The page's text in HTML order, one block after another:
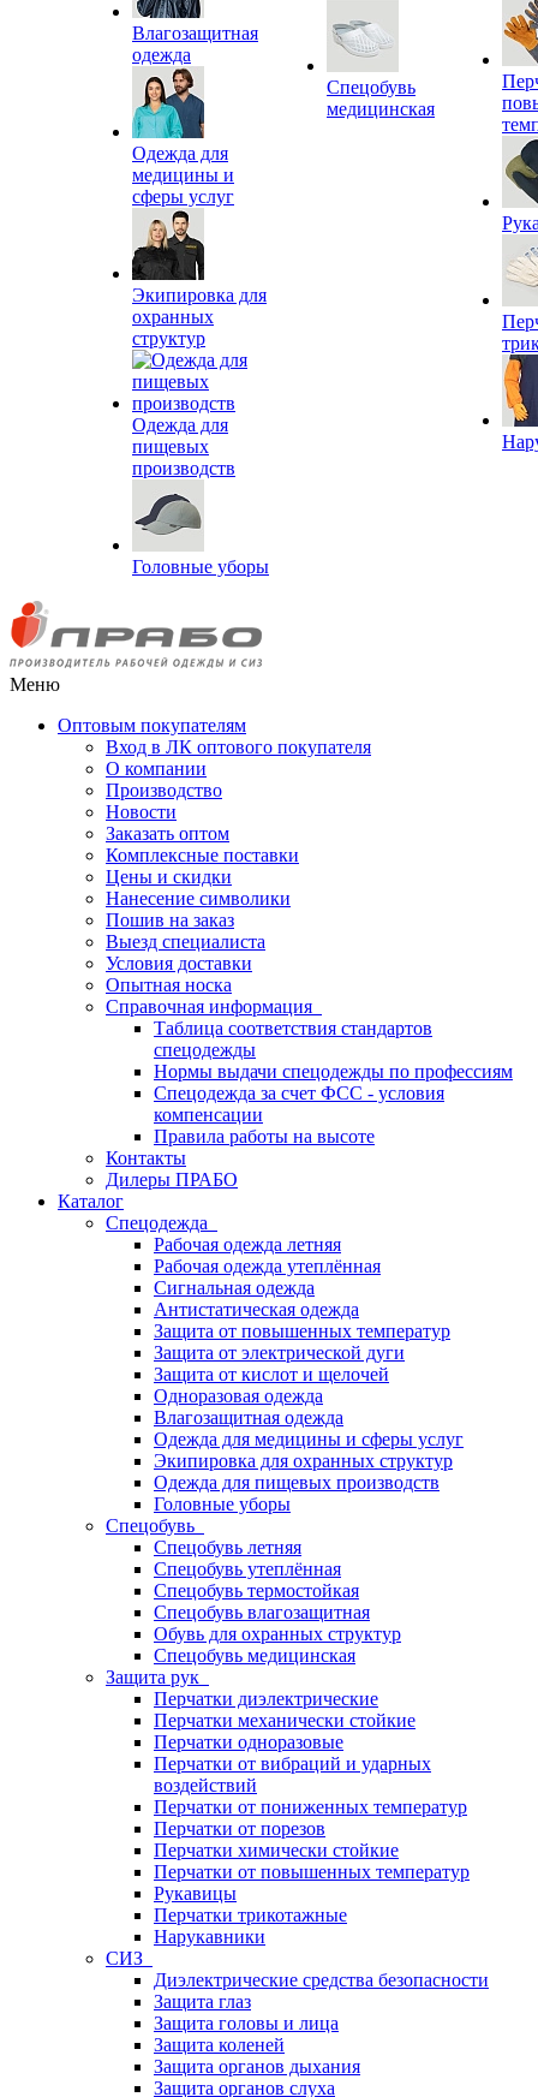
Влагозащитная
одежда
Одежда для
медицины и
сферы услуг
Экипировка для
охранных
структур
Одежда для
пищевых
производств
Головные уборы
Спецобувь
медицинская
Меню
Оптовым покупателям
Вход в ЛК оптового покупателя
О компании
Производство
Новости
Заказать оптом
Комплексные поставки
Цены и скидки
Нанесение символики
Пошив на заказ
Выезд специалиста
Условия доставки
Опытная носка
Справочная информация
Таблица соответствия стандартов
спецодежды
Нормы выдачи спецодежды по профессиям
Спецодежда за счет ФСС - условия
компенсации
Правила работы на высоте
Контакты
Дилеры ПРАБО
Каталог
Спецодежда
Рабочая одежда летняя
Рабочая одежда утеплённая
Сигнальная одежда
Антистатическая одежда
Защита от повышенных температур
Защита от электрической дуги
Защита от кислот и щелочей
Одноразовая одежда
Влагозащитная одежда
Одежда для медицины и сферы услуг
Экипировка для охранных структур
Одежда для пищевых производств
Головные уборы
Спецобувь
Спецобувь летняя
Спецобувь утеплённая
Спецобувь термостойкая
Спецобувь влагозащитная
Обувь для охранных структур
Спецобувь медицинская
Защита рук
Перчатки диэлектрические
Перчатки механически стойкие
Перчатки одноразовые
Перчатки от вибраций и ударных
воздействий
Перчатки от пониженных температур
Перчатки от порезов
Перчатки химически стойкие
Перчатки от повышенных температур
Рукавицы
Перчатки трикотажные
Нарукавники
СИЗ
Диэлектрические средства безопасности
Защита глаз
Защита головы и лица
Защита коленей
Защита органов дыхания
Защита органов слуха